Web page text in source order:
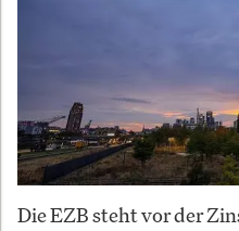
Die EZB steht vor der